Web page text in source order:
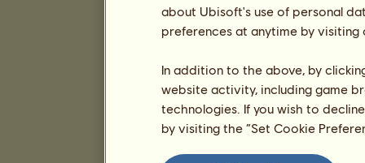
about Ubisoft's use of personal
preferences at anytime by
In addition to the above, by
website activity, including game
technologies. If you wish to
by visiting the “Set Cookie